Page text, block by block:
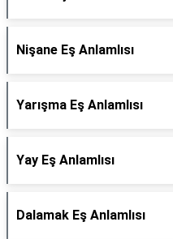
Nişane Eş Anlamlısı
Yarışma Eş Anlamlısı
Yay Eş Anlamlısı
Dalamak Eş Anlamlısı